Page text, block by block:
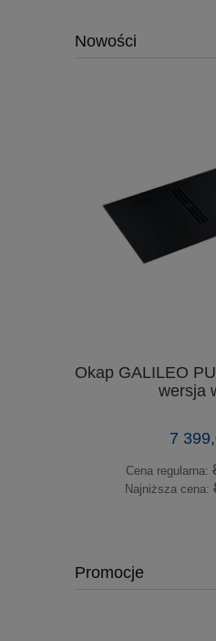
Nowości
Okap GALILEO
wersja
7
Cena regularna:
Najniższa cena:
Promocje